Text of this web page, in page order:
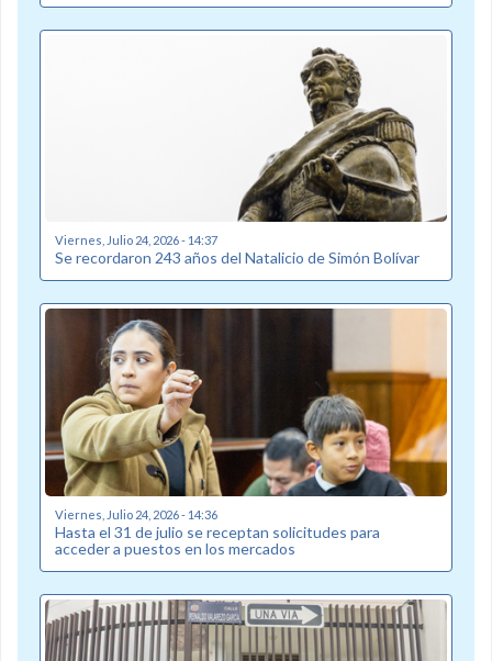
Viernes, Julio 24, 2026 - 14:37
Se recordaron 243 años del Natalicio de Simón Bolívar
Viernes, Julio 24, 2026 - 14:36
Hasta el 31 de julio se receptan solicitudes para
acceder a puestos en los mercados